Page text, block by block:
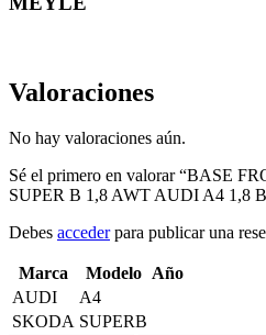
Valoraciones
No hay valoraciones aún.
Sé el primero en valorar “BASE
SUPER B 1,8 AWT AUDI A4 1,8
Debes accederpara publicar una
Marca Modelo Año
AUDI
A4
SKODA SUPERB